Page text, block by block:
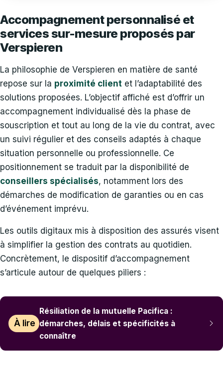
Accompagnement personnalisé et
services sur-mesure proposés par
Verspieren
La philosophie de Verspieren en matière de santé
repose sur la proximité client et l’adaptabilité des
solutions proposées. L’objectif affiché est d’offrir un
accompagnement individualisé dès la phase de
souscription et tout au long de la vie du contrat, avec
un suivi régulier et des conseils adaptés à chaque
situation personnelle ou professionnelle. Ce
positionnement se traduit par la disponibilité de
conseillers spécialisés, notamment lors des
démarches de modification de garanties ou en cas
d’événement imprévu.
Les outils digitaux mis à disposition des assurés visent
à simplifier la gestion des contrats au quotidien.
Concrètement, le dispositif d’accompagnement
s’articule autour de quelques piliers :
À lire
Résiliation de la mutuelle Pacifica :
démarches, délais et spécificités à
connaître